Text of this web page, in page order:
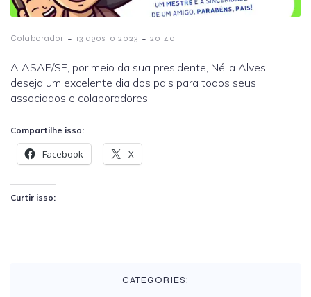
Colaborador - 13 agosto 2023 - 20:40
A ASAP/SE, por meio da sua presidente, Nélia Alves,
deseja um excelente dia dos pais para todos seus
associados e colaboradores!
Compartilhe isso:
Facebook X
Curtir isso:
CATEGORIES: